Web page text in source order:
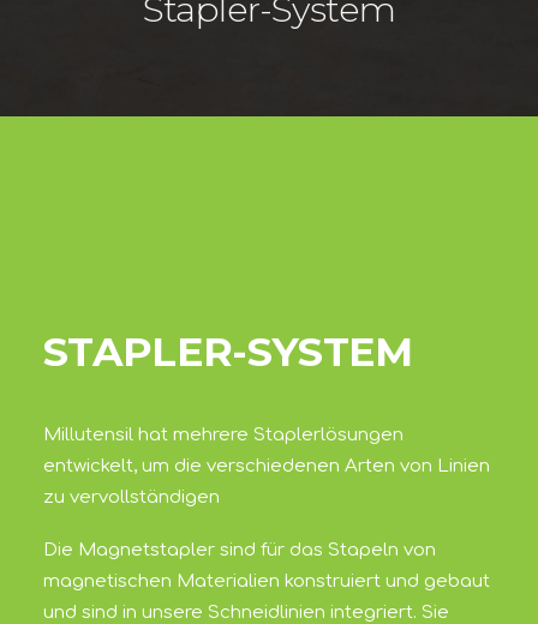
Stapler-System
STAPLER-SYSTEM
Millutensil hat mehrere Staplerlösungen
entwickelt, um die verschiedenen Arten von Linien
zu vervollständigen
Die Magnetstapler sind für das Stapeln von
magnetischen Materialien konstruiert und gebaut
und sind in unsere Schneidlinien integriert. Sie